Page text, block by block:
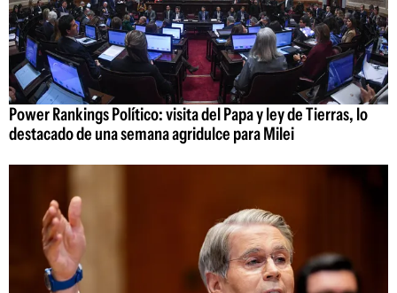
Power Rankings Político: visita del Papa y ley de Tierras, lo
destacado de una semana agridulce para Milei